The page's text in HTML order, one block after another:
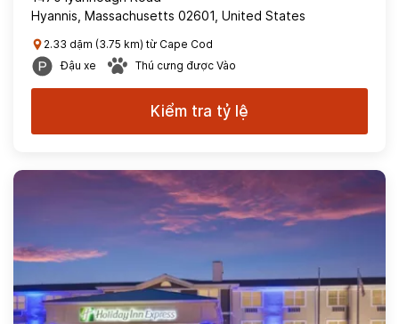
Hyannis, Massachusetts 02601, United States
2.33 dặm (3.75 km) từ Cape Cod
Đậu xe
Thú cưng được Vào
Kiểm tra tỷ lệ